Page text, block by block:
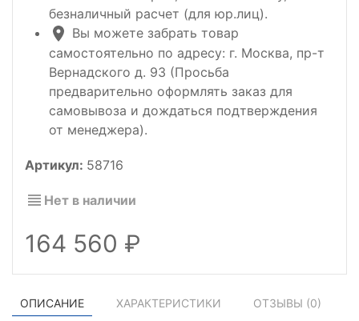
безналичный расчет (для юр.лиц).
Вы можете забрать товар
самостоятельно по адресу: г. Москва, пр-т
Вернадского д. 93 (Просьба
предварительно оформлять заказ для
самовывоза и дождаться подтверждения
от менеджера).
Артикул: 58716
Нет в наличии
164 560
ОПИСАНИЕ ХАРАКТЕРИСТИКИ ОТЗЫВЫ (0)